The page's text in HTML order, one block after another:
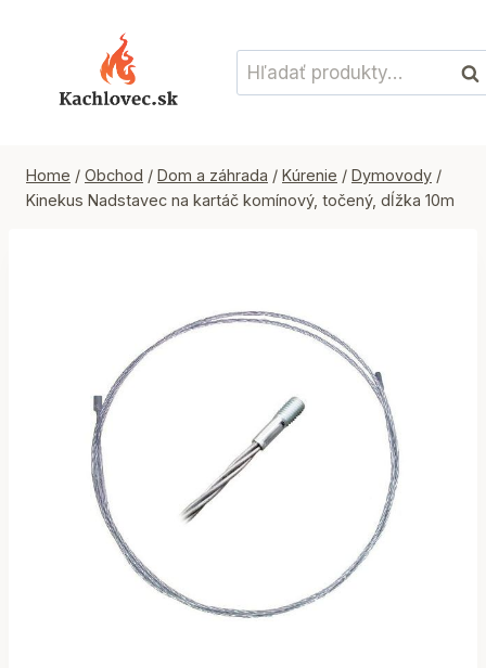
Hľadať:
Home / Obchod / Dom a záhrada / Kúrenie / Dymovody /
Kinekus Nadstavec na kartáč komínový, točený, dĺžka 10m